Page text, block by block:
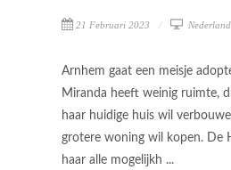
21 Februari 2023
Arnhem gaat een meisje
Miranda heeft weinig ruimte,
haar huidige huis wil
grotere woning wil kopen. De
haar alle mogelijkh ...